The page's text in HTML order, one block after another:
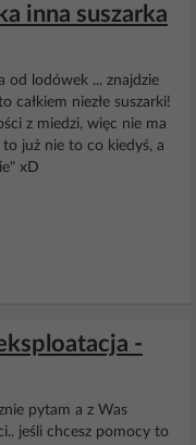
inna suszarka
od lodówek ... znajdzie
całkiem niezłe suszarki!
z miedzi, więc nie ma
już nie to co kiedyś, a
xD
-
pytam a z Was
jeśli chcesz pomocy to